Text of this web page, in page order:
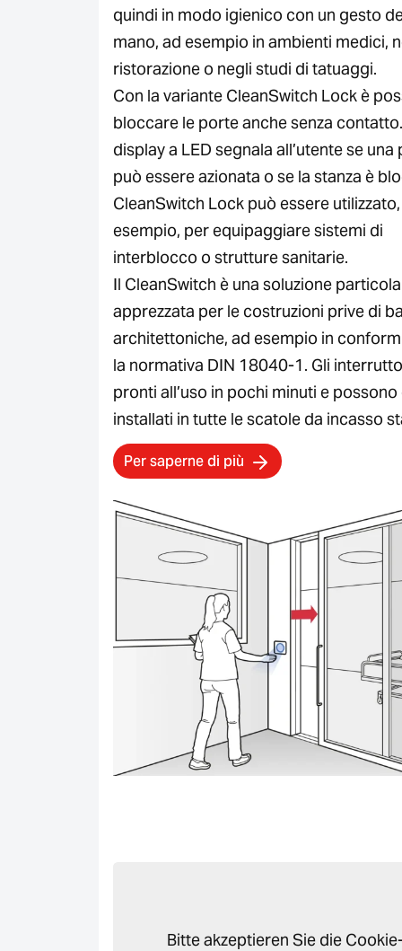
quindi in modo igienico con un gesto
mano, ad esempio in ambienti medici,
ristorazione o negli studi di tatuaggi.
Con la variante CleanSwitch Lock è
bloccare le porte anche senza
display a LED segnala all’utente se una
può essere azionata o se la stanza è
CleanSwitch Lock può essere
esempio, per equipaggiare sistemi di
interblocco o strutture sanitarie.
Il CleanSwitch è una soluzione
apprezzata per le costruzioni prive di
architettoniche, ad esempio in
la normativa DIN 18040-1. Gli
pronti all’uso in pochi minuti e possono
installati in tutte le scatole da incasso
Per saperne di più
Bitte akzeptieren Sie die